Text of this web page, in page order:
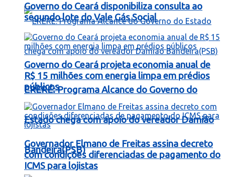
ERERÉ: Programa Alcance do Governo do
Estado chega com apoio do vereador Damião
Bandeira(PSB)
Governo do Ceará disponibiliza consulta ao
segundo lote do Vale Gás Social
Governo do Ceará projeta economia anual de
R$ 15 milhões com energia limpa em prédios
públicos
Governador Elmano de Freitas assina decreto
com condições diferenciadas de pagamento do
ICMS para lojistas